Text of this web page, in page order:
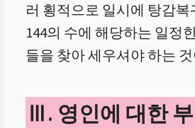
러 횡적으로 일시에 탕감
144의 수에 해당하는 일정
들을 찾아 세우셔야 하는
Ⅲ. 영인에 대한